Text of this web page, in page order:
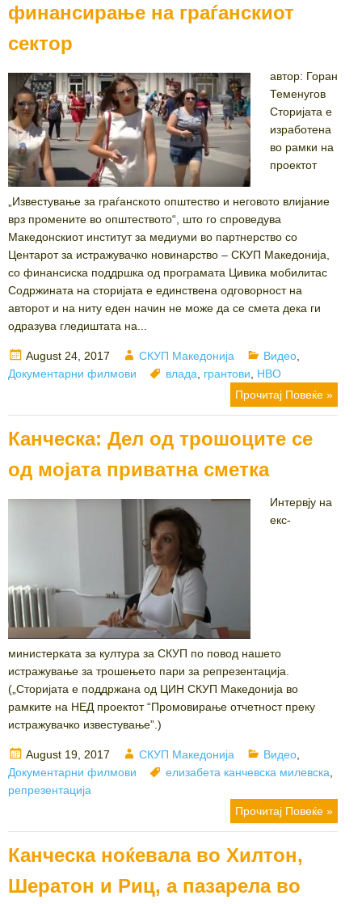
финансирање на граѓанскиот
сектор
автор: Горан
Теменугов
Сторијата е
изработена
во рамки на
проектот
„Известување за граѓанското општество и неговото влијание
врз промените во општеството“, што го спроведува
Македонскиот институт за медиуми во партнерство со
Центарот за истражувачко новинарство – СКУП Македонија,
со финансиска поддршка од програмата Цивика мобилитас
Содржината на сторијата е единствена одговорност на
авторот и на ниту еден начин не може да се смета дека ги
одразува гледиштата на...
Posted
on
August 24, 2017 Author
СКУП Македонија Categories
Видео
Документарни филмови
Tags
влада грантови
НВО
Прочитај Повеќе »
Канческа: Дел од трошоците се
од мојата приватна сметка
Интервју на
екс-
министерката за култура за СКУП по повод нашето
истражување за трошењето пари за репрезентација.
(„Сторијата е поддржана од ЦИН СКУП Македонија во
рамките на НЕД проектот “Промовирање отчетност преку
истражувачко известување”.)
Posted
on
August 19, 2017 Author
СКУП Македонија Categories
Видео
Документарни филмови
Tags
елизабета канчевска милевска
репрезентација
Прочитај Повеќе »
Канческа ноќевала во Хилтон,
Шератон и Риц, а пазарела во